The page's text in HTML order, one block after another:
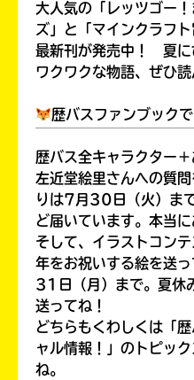
大人気の「レッツゴー
ズ」と「マインクラフ
最新刊が発売中！ 夏に
ワクワクな物語、ぜひ読
歴バスファンブック
歴バス全キャラクター＋
左近堂絵里さんへの質
りは7月30日（火）ま
ど届いています。本当に
そして、イラストコン
年をお祝いする絵を送
31日（月）まで。夏休
送ってね！
どちらもくわしくは「歴
ャル情報！」のトピッ
ね。